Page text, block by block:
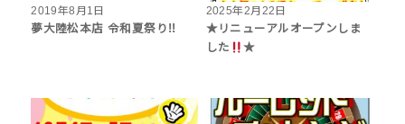
2019年8月1日
夢大陸松本店 令和夏祭り!!
2025年2月22日
★リニューアルオープンしま
した
★